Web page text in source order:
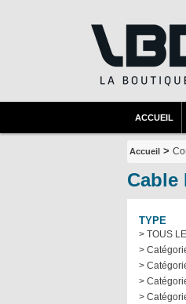
ACCUEIL
Accueil >
Cable
TYPE
> TOUS
>
>
>
>